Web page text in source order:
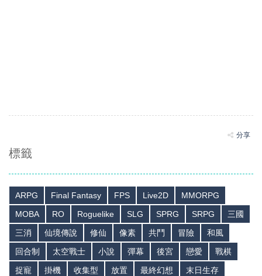
分享
標籤
ARPG Final Fantasy FPS Live2D
MMORPG
MOBA
RO Roguelike SLG SPRG SRPG
三國
三消
仙境傳說 修仙 像素 共鬥 冒險
和風
回合制
太空戰士 小說 彈幕 後宮 戀愛
戰棋
捉寵
掛機 收集型 放置 最終幻想
末日生存